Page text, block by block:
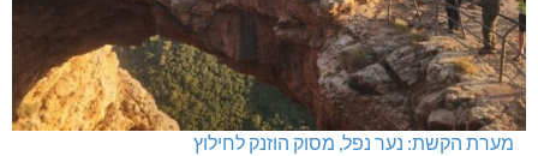
מערת הקשת: נער נפל, מסוק הוזנק לחילוץ